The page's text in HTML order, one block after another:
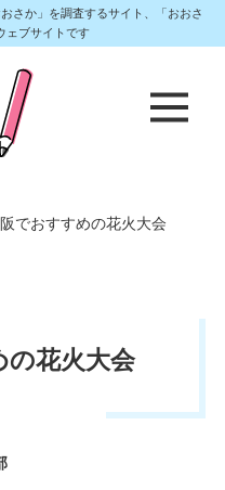
さか」を調査するサイト、「おおさ
ェブサイトです
でおすすめの花火大会
の花火大会